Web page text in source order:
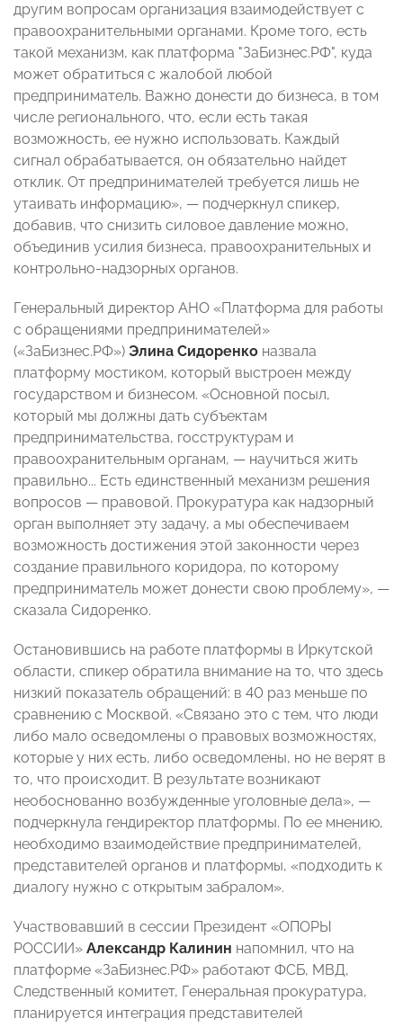
другим вопросам организация взаимодействует с
правоохранительными органами. Кроме того, есть
такой механизм, как платформа "ЗаБизнес.РФ", куда
может обратиться с жалобой любой
предприниматель. Важно донести до бизнеса, в том
числе регионального, что, если есть такая
возможность, ее нужно использовать. Каждый
сигнал обрабатывается, он обязательно найдет
отклик. От предпринимателей требуется лишь не
утаивать информацию», — подчеркнул спикер,
добавив, что снизить силовое давление можно,
объединив усилия бизнеса, правоохранительных и
контрольно-надзорных органов.
Генеральный директор АНО «Платформа для работы
с обращениями предпринимателей»
(«ЗаБизнес.РФ») Элина Сидоренко назвала
платформу мостиком, который выстроен между
государством и бизнесом. «Основной посыл,
который мы должны дать субъектам
предпринимательства, госструктурам и
правоохранительным органам, — научиться жить
правильно... Есть единственный механизм решения
вопросов — правовой. Прокуратура как надзорный
орган выполняет эту задачу, а мы обеспечиваем
возможность достижения этой законности через
создание правильного коридора, по которому
предприниматель может донести свою проблему», —
сказала Сидоренко.
Остановившись на работе платформы в Иркутской
области, спикер обратила внимание на то, что здесь
низкий показатель обращений: в 40 раз меньше по
сравнению с Москвой. «Связано это с тем, что люди
либо мало осведомлены о правовых возможностях,
которые у них есть, либо осведомлены, но не верят в
то, что происходит. В результате возникают
необоснованно возбужденные уголовные дела», —
подчеркнула гендиректор платформы. По ее мнению,
необходимо взаимодействие предпринимателей,
представителей органов и платформы, «подходить к
диалогу нужно с открытым забралом».
Участвовавший в сессии Президент «ОПОРЫ
РОССИИ» Александр Калинин напомнил, что на
платформе «ЗаБизнес.РФ» работают ФСБ, МВД,
Следственный комитет, Генеральная прокуратура,
планируется интеграция представителей